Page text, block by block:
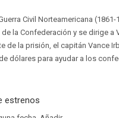
Civil Norteamericana
la Confederación y se dirige a
de la prisión, el capitán Vance
dólares para ayudar a los
estrenos